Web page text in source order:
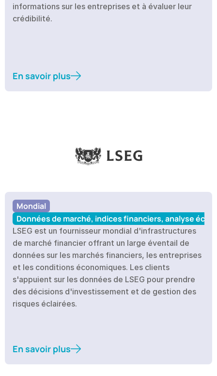
informations sur les entreprises et à évaluer leur
crédibilité.
En savoir plus
Mondial
Données de marché, indices financiers, analyse
LSEG est un fournisseur mondial d'infrastructures
de marché financier offrant un large éventail de
données sur les marchés financiers, les entreprises
et les conditions économiques. Les clients
s'appuient sur les données de LSEG pour prendre
des décisions d'investissement et de gestion des
En savoir plus